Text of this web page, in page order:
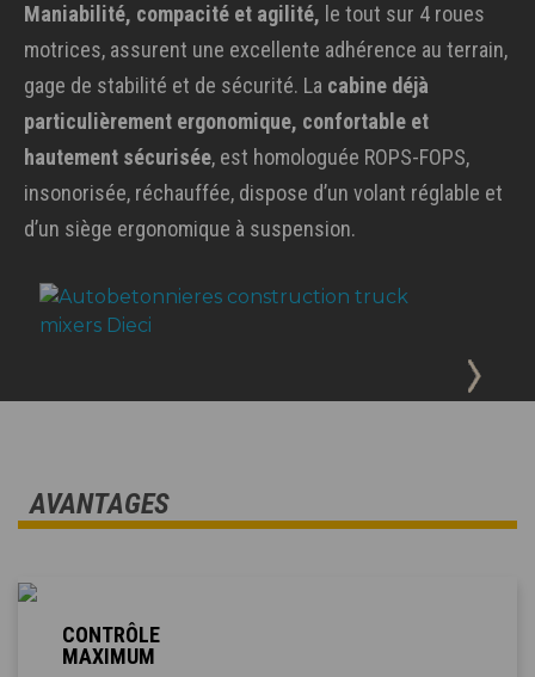
Maniabilité, compacité et agilité, le tout sur 4 roues
motrices, assurent une excellente adhérence au terrain,
gage de stabilité et de sécurité. La cabine déjà
particulièrement ergonomique, confortable et
hautement sécurisée, est homologuée ROPS-FOPS,
insonorisée, réchauffée, dispose d’un volant réglable et
d’un siège ergonomique à suspension.
AVANTAGES
CONTRÔLE
MAXIMUM